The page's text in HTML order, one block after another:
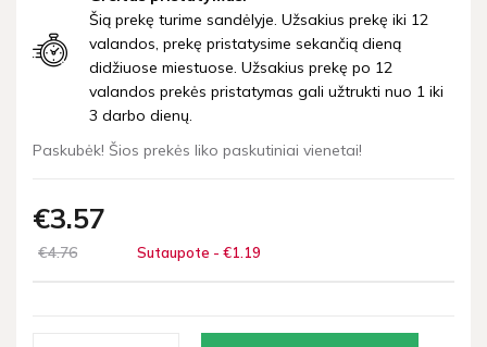
Šią prekę turime sandėlyje. Užsakius prekę iki 12
valandos, prekę pristatysime sekančią dieną
didžiuose miestuose. Užsakius prekę po 12
valandos prekės pristatymas gali užtrukti nuo 1 iki
3 darbo dienų.
Paskubėk! Šios prekės liko paskutiniai vienetai!
€3 57
€476 Sutaupote - €1 19